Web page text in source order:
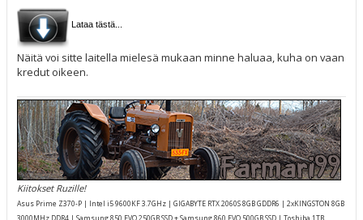
Lataa tästä...
Näitä voi sitte laitella mielesä mukaan minne haluaa, kuha on vaan
kredut oikeen.
Kiitokset Ruzille!
Asus Prime Z370-P | Intel i5 9600KF 3.7GHz | GIGABYTE RTX 2060S 8GB GDDR6 | 2xKINGSTON 8GB
3000MHz DDR4 | Samsung 850 EVO 250GB SSD + Samsung 860 EVO 500GB SSD | Toshiba 1TB